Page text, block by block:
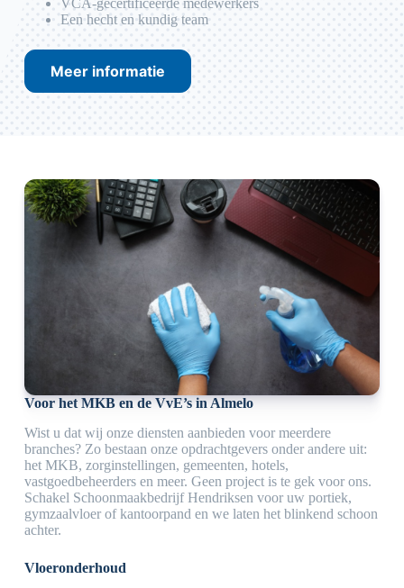
VCA-gecertificeerde medewerkers
Een hecht en kundig team
Meer informatie
Voor het MKB en de VvE’s in Almelo
Wist u dat wij onze diensten aanbieden voor meerdere
branches? Zo bestaan onze opdrachtgevers onder andere uit:
het MKB, zorginstellingen, gemeenten, hotels,
vastgoedbeheerders en meer. Geen project is te gek voor ons.
Schakel Schoonmaakbedrijf Hendriksen voor uw portiek,
gymzaalvloer of kantoorpand en we laten het blinkend schoon
achter.
Vloeronderhoud